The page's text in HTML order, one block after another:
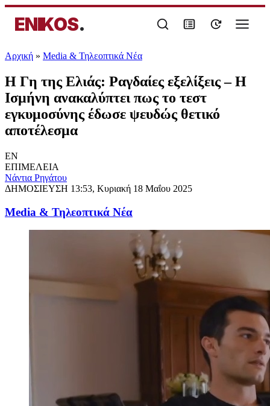
ENIKOS.
Αρχική » Media & Τηλεοπτικά Νέα
Η Γη της Ελιάς: Ραγδαίες εξελίξεις – Η
Ισμήνη ανακαλύπτει πως το τεστ
εγκυμοσύνης έδωσε ψευδώς θετικό
αποτέλεσμα
EN
ΕΠΙΜΕΛΕΙΑ
Νάντια Ρηγάτου
ΔΗΜΟΣΙΕΥΣΗ 13:53, Κυριακή 18 Μαΐου 2025
Media & Τηλεοπτικά Νέα